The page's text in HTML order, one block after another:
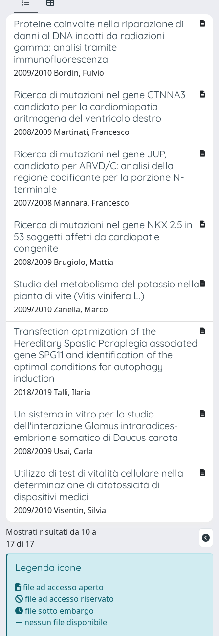
Proteine coinvolte nella riparazione di
danni al DNA indotti da radiazioni
gamma: analisi tramite
immunofluorescenza
2009/2010 Bordin, Fulvio
Ricerca di mutazioni nel gene CTNNA3
candidato per la cardiomiopatia
aritmogena del ventricolo destro
2008/2009 Martinati, Francesco
Ricerca di mutazioni nel gene JUP,
candidato per ARVD/C: analisi della
regione codificante per la porzione N-
terminale
2007/2008 Mannara, Francesco
Ricerca di mutazioni nel gene NKX 2.5 in
53 soggetti affetti da cardiopatie
congenite
2008/2009 Brugiolo, Mattia
Studio del metabolismo del potassio nella
pianta di vite (Vitis vinifera L.)
2009/2010 Zanella, Marco
Transfection optimization of the
Hereditary Spastic Paraplegia associated
gene SPG11 and identification of the
optimal conditions for autophagy
induction
2018/2019 Talli, Ilaria
Un sistema in vitro per lo studio
dell'interazione Glomus intraradices-
embrione somatico di Daucus carota
2008/2009 Usai, Carla
Utilizzo di test di vitalità cellulare nella
determinazione di citotossicità di
dispositivi medici
2009/2010 Visentin, Silvia
Mostrati risultati da 10 a
17 di 17
Legenda icone
file ad accesso aperto
file ad accesso riservato
file sotto embargo
nessun file disponibile